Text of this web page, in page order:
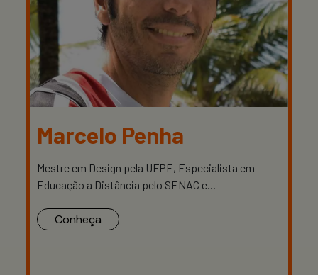
Marcelo Penha
Mestre em Design pela UFPE, Especialista em
Educação a Distância pelo SENAC e...
Conheça